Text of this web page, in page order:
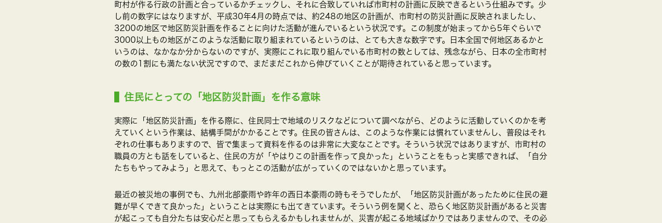
町村が作る行政の計画と合っているかチェックし、それに合致していれば市町村の計画に反映できるという仕組みです。少
し前の数字にはなりますが、平成30年4月の時点では、約248の地区の計画が、市町村の防災計画に反映されましたし、
3200の地区で地区防災計画を作ることに向けた活動が進んでいるという状況です。この制度が始まってから5年ぐらいで
3000以上もの地区がこのような活動に取り組まれているというのは、とても大きな数字です。日本全国で何地区あるかと
いうのは、なかなか分からないのですが、実際にこれに取り組んでいる市町村の数としては、残念ながら、日本の全市町村
の数の1割にも満たない状況ですので、まだまだこれから伸びていくことが期待されていると思っています。
住民にとっての「地区防災計画」を作る意味
実際に「地区防災計画」を作る際に、住民同士で地域のリスクなどについて調べながら、どのように活動していくのかを考
えていくという作業は、結構手間がかかることです。住民の皆さんは、このような作業には慣れていませんし、普段はそれ
ぞれの仕事もありますので、皆で集まって資料を作るのは非常に大変なことです。そういう状況ではありますが、市町村の
職員の方とも話をしていると、住民の方が「やはりこの計画を作って良かった」ということをもっと実感できれば、「自分
たちもやってみよう」と思えて、もっとこの活動が広がっていくのではないかと思っています。
最近の被災地の事例でも、九州北部豪雨や昨年の西日本豪雨の時もそうでしたが、「地区防災計画があったために住民の避
難が早くできて良かった」ということは実際にも出てきています。そういう例を聞くと、恐らく地区防災計画があると災害
が起こっても自分たちは安心だと思ってもらえるかもしれませんが、災害が起こる地域ばかりではありませんので、その必